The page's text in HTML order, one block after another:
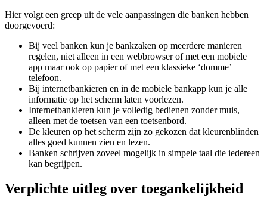
Hier volgt een greep uit de vele aanpassingen die banken hebben
doorgevoerd:
Bij veel banken kun je bankzaken op meerdere manieren
regelen, niet alleen in een webbrowser of met een mobiele
app maar ook op papier of met een klassieke ‘domme’
telefoon.
Bij internetbankieren en in de mobiele bankapp kun je alle
informatie op het scherm laten voorlezen.
Internetbankieren kun je volledig bedienen zonder muis,
alleen met de toetsen van een toetsenbord.
De kleuren op het scherm zijn zo gekozen dat kleurenblinden
alles goed kunnen zien en lezen.
Banken schrijven zoveel mogelijk in simpele taal die iedereen
kan begrijpen.
Verplichte uitleg over toegankelijkheid